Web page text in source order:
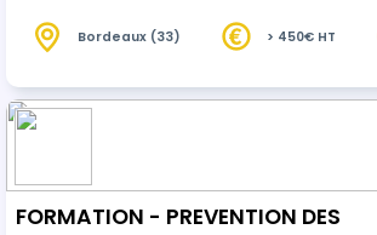
vie est devenu un acte professionnel.
résident en fin de vie n’est cependant
conséquences pour les soignants. Le
Bordeaux (33) > 450€ HT
FORMATION - PREVENTION DES